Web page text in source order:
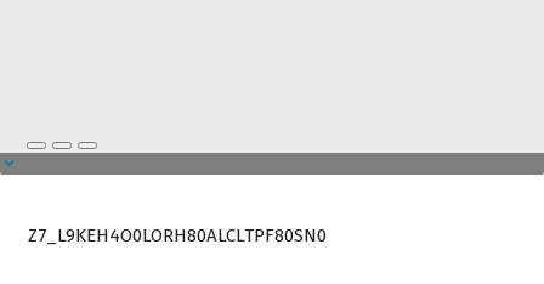
Z7_L9KEH4O0LORH80ALCLTPF80SN0